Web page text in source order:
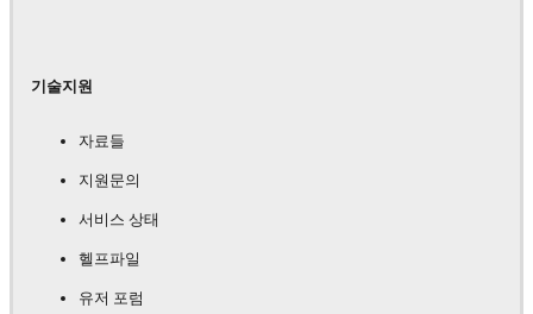
기술지원
자료들
지원문의
서비스 상태
헬프파일
유저 포럼